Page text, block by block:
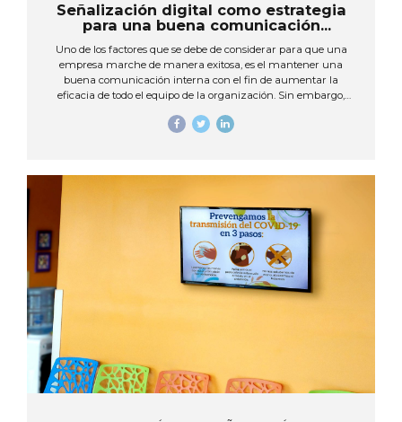
Señalización digital como estrategia
para una buena comunicación
Uno de los factores que se debe de considerar para que una
empresa marche de manera exitosa, es el mantener una
buena comunicación interna con el fin de aumentar la
eficacia de todo el equipo de la organización. Sin embargo,
convertido en un reto para las organizaciones. Ya que sabemos
otros. Estos se han vuelto obsoletos ya que en la actualidad todo